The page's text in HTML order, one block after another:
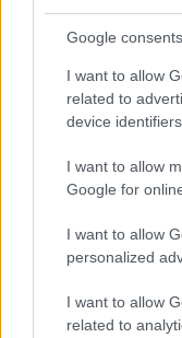
Google consents
I want to allow
related to
device
I want to allow
Google for
I want to allow
personalized
I want to allow
related to
©2026 - rifaidate.it -